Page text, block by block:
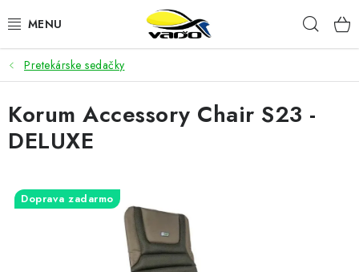
na
ŽIVÁ NÁSTRAHA
BIŽUTÉRIA
FEEDER
NÁSTRAHY A KRMIVÁ
Pretekárske sedačky
Korum Accessory Chair S23 -
DELUXE
Doprava zadarmo